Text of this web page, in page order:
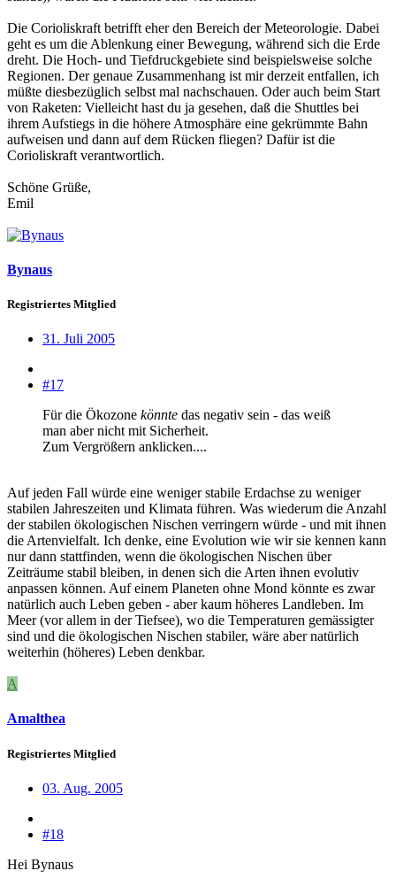
Die Corioliskraft betrifft eher den Bereich der Meteorologie. Dabei
geht es um die Ablenkung einer Bewegung, während sich die Erde
dreht. Die Hoch- und Tiefdruckgebiete sind beispielsweise solche
Regionen. Der genaue Zusammenhang ist mir derzeit entfallen, ich
müßte diesbezüglich selbst mal nachschauen. Oder auch beim Start
von Raketen: Vielleicht hast du ja gesehen, daß die Shuttles bei
ihrem Aufstiegs in die höhere Atmosphäre eine gekrümmte Bahn
aufweisen und dann auf dem Rücken fliegen? Dafür ist die
Corioliskraft verantwortlich.
Schöne Grüße,
Emil
Bynaus
Registriertes Mitglied
31. Juli 2005
#17
Für die Ökozone könnte das negativ sein - das weiß
man aber nicht mit Sicherheit.
Zum Vergrößern anklicken....
Auf jeden Fall würde eine weniger stabile Erdachse zu weniger
stabilen Jahreszeiten und Klimata führen. Was wiederum die Anzahl
der stabilen ökologischen Nischen verringern würde - und mit ihnen
die Artenvielfalt. Ich denke, eine Evolution wie wir sie kennen kann
nur dann stattfinden, wenn die ökologischen Nischen über
Zeiträume stabil bleiben, in denen sich die Arten ihnen evolutiv
anpassen können. Auf einem Planeten ohne Mond könnte es zwar
natürlich auch Leben geben - aber kaum höheres Landleben. Im
Meer (vor allem in der Tiefsee), wo die Temperaturen gemässigter
sind und die ökologischen Nischen stabiler, wäre aber natürlich
weiterhin (höheres) Leben denkbar.
A
Amalthea
Registriertes Mitglied
03. Aug. 2005
#18
Hei Bynaus